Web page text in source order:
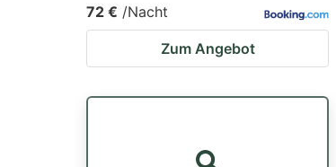
72 € /Nacht
Zum Angebot